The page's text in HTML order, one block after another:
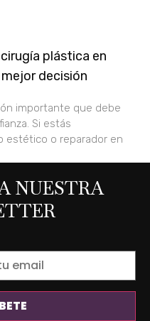
plástica en
decisión
importante que debe
Si estás
estético o reparador en
NUESTRA